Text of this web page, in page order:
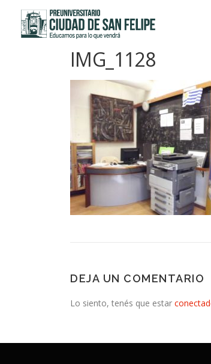
contenido
IMG_1128
DEJA UN COMENTARIO
Lo siento, tenés que estar